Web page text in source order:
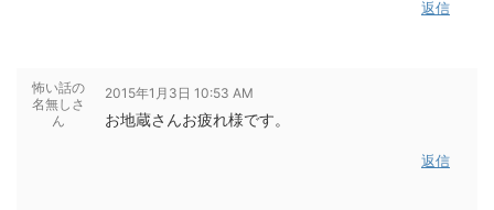
返信
怖い話の
名無しさ
ん
2015年1月3日 10:53 AM
お地蔵さんお疲れ様です。
返信